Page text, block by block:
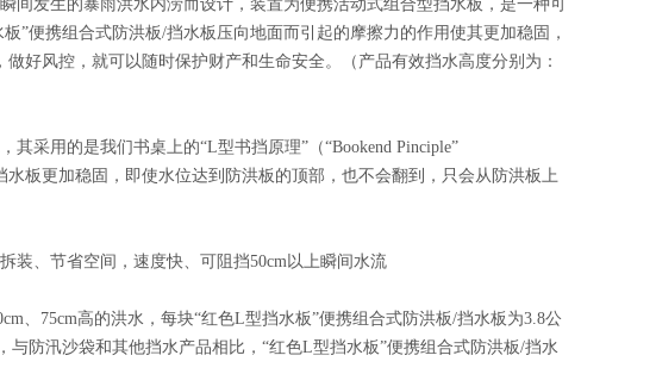
间发生的暴雨洪水内涝而设计，装置为便携活动式组合型挡水板，是一种可
”便携组合式防洪板/挡水板压向地面而引起的摩擦力的作用使其更加稳固，
好风控，就可以随时保护财产和生命安全。（产品有效挡水高度分别为：
采用的是我们书桌上的“L型书挡原理”（“Bookend Pinciple”
板更加稳固，即使水位达到防洪板的顶部，也不会翻到，只会从防洪板上
装、节省空间，速度快、可阻挡50cm以上瞬间水流
、75cm高的洪水，每块“红色L型挡水板”便携组合式防洪板/挡水板为3.8公
防汛沙袋和其他挡水产品相比，“红色L型挡水板”便携组合式防洪板/挡水